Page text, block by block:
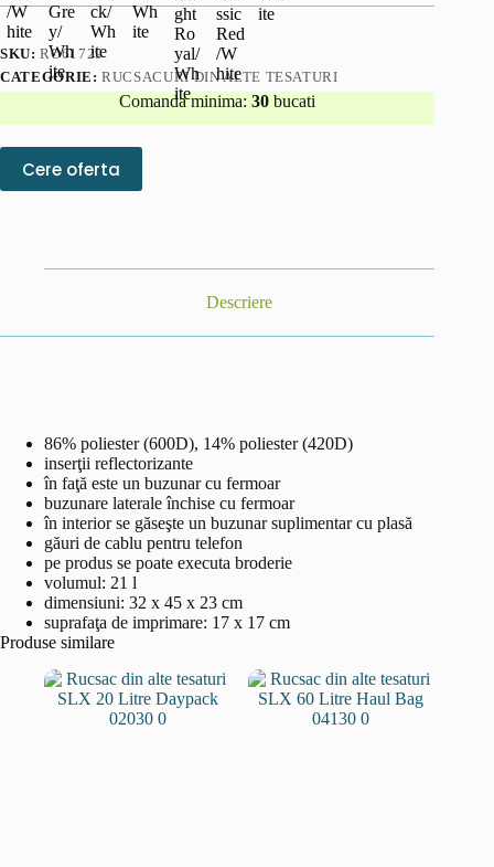
SKU:RO61729
CATEGORIE:RUCSACURI DIN ALTE TESATURI
Comanda minima:30 bucati
Cere oferta
Descriere
86% poliester (600D), 14% poliester (420D)
inserţii reflectorizante
în faţă este un buzunar cu fermoar
buzunare laterale închise cu fermoar
în interior se găseşte un buzunar suplimentar cu plasă
găuri de cablu pentru telefon
pe produs se poate executa broderie
volumul: 21 l
dimensiuni: 32 x 45 x 23 cm
suprafaţa de imprimare: 17 x 17 cm
Produse similare